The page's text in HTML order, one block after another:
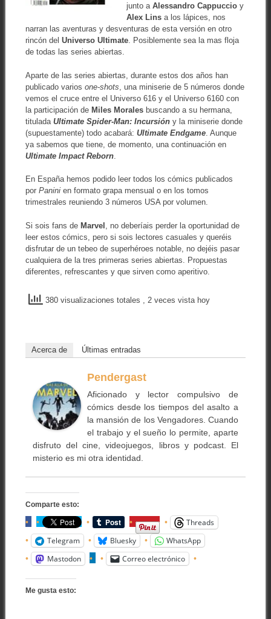
junto a Alessandro Cappuccioy
Alex Linsa los lápices, nos
narran las aventuras y desventuras de esta versión en otro
rincón del Universo Ultimate. Posiblemente sea la mas floja
de todas las series abiertas.
Aparte de las series abiertas, durante estos dos años han
publicado varios one-shots , una miniserie de 5 números donde
vemos el cruce entre el Universo 616 y el Universo 6160 con
la participación de Miles Moralesbuscando a su hermana,
titulada Ultimate Spider-Man: Incursióny la miniserie donde
(supuestamente) todo acabará: Ultimate Endgame. Aunque
ya sabemos que tiene, de momento, una continuación en
Ultimate Impact Reborn.
En España hemos podido leer todos los cómics publicados
por Paninien formato grapa mensual o en los tomos
trimestrales reuniendo 3 números USA por volumen.
Si sois fans de Marvel , no deberíais perder la oportunidad de
leer estos cómics, pero si sois lectores casuales y queréis
disfrutar de un tebeo de superhéroes notable, no dejéis pasar
cualquiera de la tres primeras series abiertas. Propuestas
diferentes, refrescantes y que sirven como aperitivo.
380 visualizaciones totales , 2 veces vista hoy
Acerca de Últimas entradas
Pendergast
Aficionado y lector compulsivo de
cómics desde los tiempos del asalto a
la mansión de los Vengadores. Cuando
el trabajo y el sueño lo permite, aparte
disfruto del cine, videojuegos, libros y podcast. El
misterio es mi otra identidad.
Comparte esto:
Threads
Telegram
Bluesky
WhatsApp
Mastodon
Correo electrónico
Me gusta esto: